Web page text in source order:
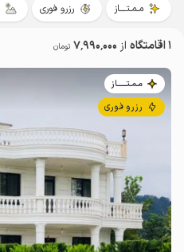
مـمـتــــاز رزرو فوری
1 اقامتگاه از 7٬990٬000 تومان
مـمـتــــــاز
رزرو فوری